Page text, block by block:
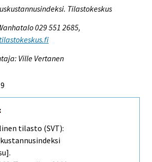
Tilastokeskus
029 551 2685,
Ville Vertanen
:
tilasto (SVT):